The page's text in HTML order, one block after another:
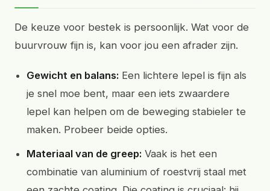
De keuze voor bestek is persoonlijk. Wat voor de
buurvrouw fijn is, kan voor jou een afrader zijn.
Gewicht en balans: Een lichtere lepel is fijn als
je snel moe bent, maar een iets zwaardere
lepel kan helpen om de beweging stabieler te
maken. Probeer beide opties.
Materiaal van de greep: Vaak is het een
combinatie van aluminium of roestvrij staal met